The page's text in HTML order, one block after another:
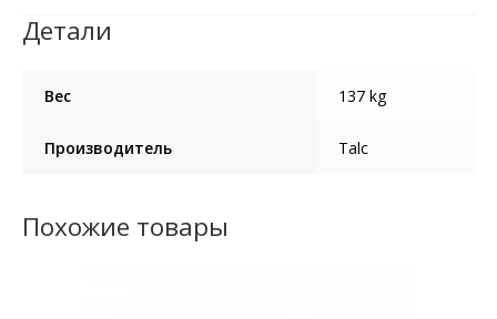
Детали
Вес 137 kg
Производитель Talc
Похожие товары